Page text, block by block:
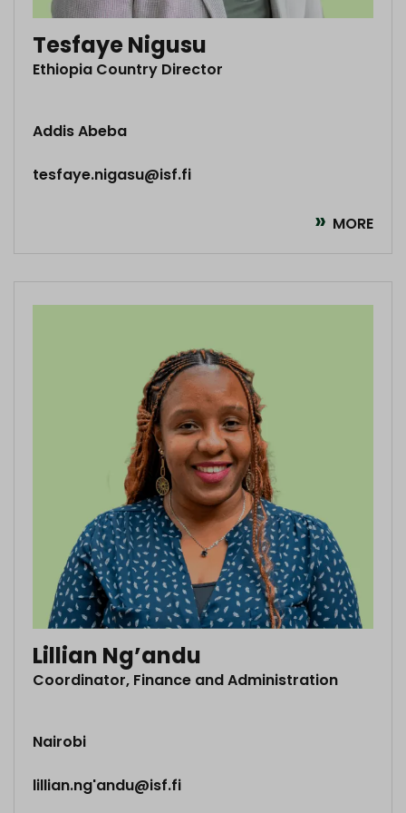
Tesfaye Nigusu
Ethiopia Country Director
Addis Abeba
tesfaye.nigasu@isf.fi
MORE
Lillian Ng’andu
Coordinator, Finance and Administration
Nairobi
lillian.ng'andu@isf.fi